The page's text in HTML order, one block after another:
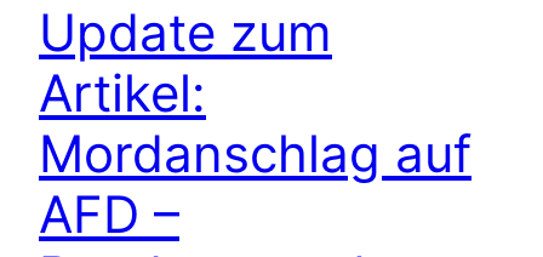
Update zum
Artikel:
Mordanschlag auf
AFD –